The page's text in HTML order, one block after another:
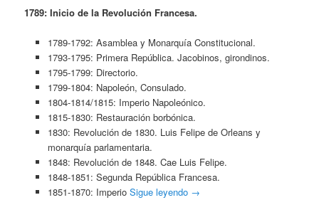
1789: Inicio de la Revolución Francesa.
1789-1792: Asamblea y Monarquía Constitucional.
1793-1795: Primera República. Jacobinos, girondinos.
1795-1799: Directorio.
1799-1804: Napoleón, Consulado.
1804-1814/1815: Imperio Napoleónico.
1815-1830: Restauración borbónica.
1830: Revolución de 1830. Luis Felipe de Orleans y
monarquía parlamentaria.
1848: Revolución de 1848. Cae Luis Felipe.
1848-1851: Segunda República Francesa.
1851-1870: Imperio Sigue leyendo →